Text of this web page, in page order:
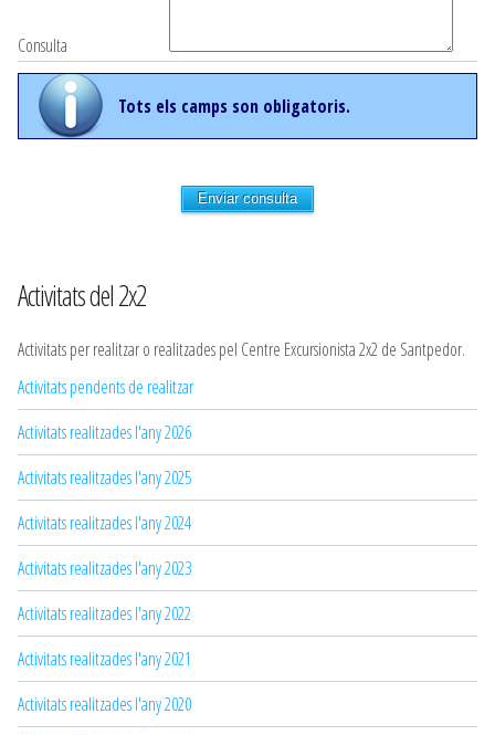
Consulta
Tots els camps son obligatoris.
Enviar consulta
Activitats del 2x2
Activitats per realitzar o realitzades pel Centre Excursionista 2x2 de Santpedor.
Activitats pendents de realitzar
Activitats realitzades l'any 2026
Activitats realitzades l'any 2025
Activitats realitzades l'any 2024
Activitats realitzades l'any 2023
Activitats realitzades l'any 2022
Activitats realitzades l'any 2021
Activitats realitzades l'any 2020